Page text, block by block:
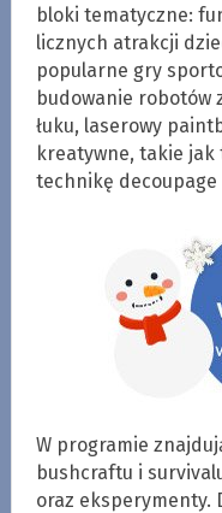
bloki tematyczne:
licznych atrakcji
popularne gry
budowanie robotów
łuku, laserowy
kreatywne, takie jak
technikę decoupage
W programie
bushcraftu i
oraz eksperymenty.